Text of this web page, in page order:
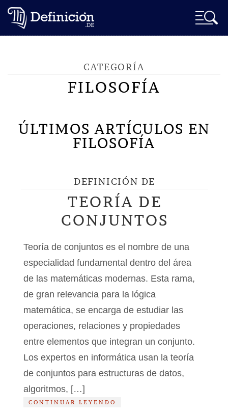
CATEGORÍA
FILOSOFÍA
ÚLTIMOS ARTÍCULOS EN
FILOSOFÍA
DEFINICIÓN DE
TEORÍA DE
CONJUNTOS
Teoría de conjuntos es el nombre de una
especialidad fundamental dentro del área
de las matemáticas modernas. Esta rama,
de gran relevancia para la lógica
matemática, se encarga de estudiar las
operaciones, relaciones y propiedades
entre elementos que integran un conjunto.
Los expertos en informática usan la teoría
de conjuntos para estructuras de datos,
algoritmos, […]
CONTINUAR LEYENDO